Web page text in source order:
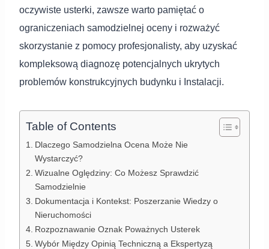
oczywiste usterki, zawsze warto pamiętać o
ograniczeniach samodzielnej oceny i rozważyć
skorzystanie z pomocy profesjonalisty, aby uzyskać
kompleksową diagnozę potencjalnych ukrytych
problemów konstrukcyjnych budynku i Instalacji.
Table of Contents
Dlaczego Samodzielna Ocena Może Nie
Wystarczyć?
Wizualne Oględziny: Co Możesz Sprawdzić
Samodzielnie
Dokumentacja i Kontekst: Poszerzanie Wiedzy o
Nieruchomości
Rozpoznawanie Oznak Poważnych Usterek
Wybór Między Opinią Techniczną a Ekspertyzą